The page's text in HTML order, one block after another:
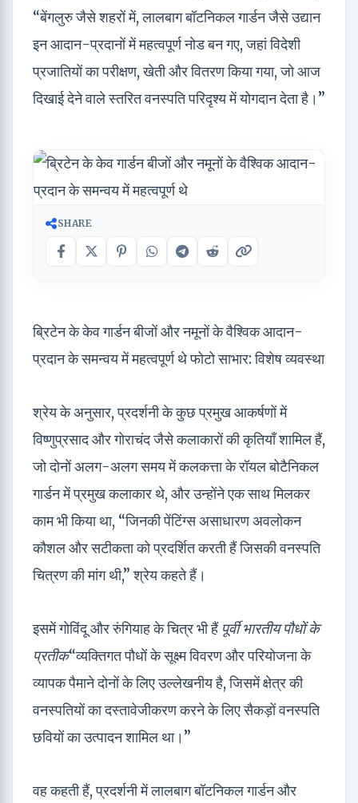
“बेंगलुरु जैसे शहरों में, लालबाग बॉटनिकल गार्डन जैसे उद्यान
इन आदान-प्रदानों में महत्वपूर्ण नोड बन गए, जहां विदेशी
प्रजातियों का परीक्षण, खेती और वितरण किया गया, जो आज
दिखाई देने वाले स्तरित वनस्पति परिदृश्य में योगदान देता है।”
SHARE
ब्रिटेन के केव गार्डन बीजों और नमूनों के वैश्विक आदान-
प्रदान के समन्वय में महत्वपूर्ण थे फोटो साभार: विशेष व्यवस्था
श्रेय के अनुसार, प्रदर्शनी के कुछ प्रमुख आकर्षणों में
विष्णुप्रसाद और गोराचंद जैसे कलाकारों की कृतियाँ शामिल हैं,
जो दोनों अलग-अलग समय में कलकत्ता के रॉयल बोटैनिकल
गार्डन में प्रमुख कलाकार थे, और उन्होंने एक साथ मिलकर
काम भी किया था, “जिनकी पेंटिंग्स असाधारण अवलोकन
कौशल और सटीकता को प्रदर्शित करती हैं जिसकी वनस्पति
चित्रण की मांग थी,” श्रेय कहते हैं।
इसमें गोविंदू और रुंगियाह के चित्र भी हैंपूर्वी भारतीय पौधों के
प्रतीक“व्यक्तिगत पौधों के सूक्ष्म विवरण और परियोजना के
व्यापक पैमाने दोनों के लिए उल्लेखनीय है, जिसमें क्षेत्र की
वनस्पतियों का दस्तावेजीकरण करने के लिए सैकड़ों वनस्पति
छवियों का उत्पादन शामिल था।”
वह कहती हैं, प्रदर्शनी में लालबाग बॉटनिकल गार्डन और